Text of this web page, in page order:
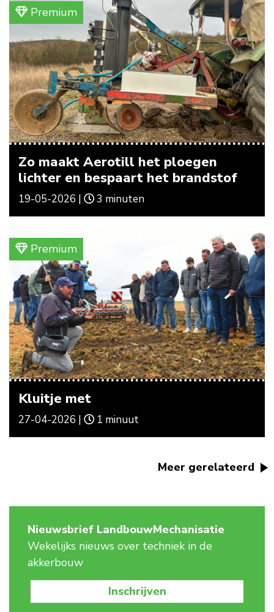
Premium
Zo maakt Aerotill het ploegen
lichter en bespaart het brandstof
19-05-2026 | 3 minuten
Premium
Kluitje met
27-04-2026 | 1 minuut
Meer gerelateerd
Nieuwsbrief LandbouwMechanisatie
Wekelijks nieuws over techniek in de
akkerbouw
Inschrijven